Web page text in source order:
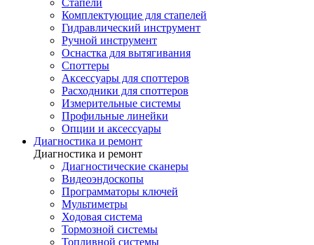
Стапели
Комплектующие для стапелей
Гидравлический инструмент
Ручной инструмент
Оснастка для вытягивания
Споттеры
Аксессуары для споттеров
Расходники для споттеров
Измерительные системы
Профильные линейки
Опции и аксессуары
Диагностика и ремонт
Диагностика и ремонт
Диагностические сканеры
Видеоэндоскопы
Программаторы ключей
Мультиметры
Ходовая система
Тормозной системы
Топливной системы